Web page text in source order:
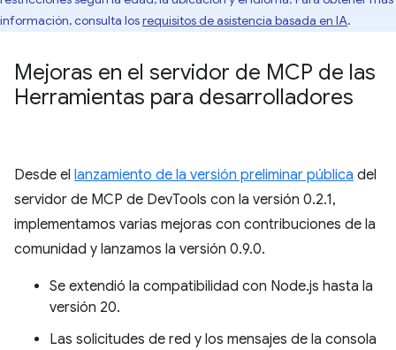
información, consulta losrequisitos de asistencia basada en IA.
Mejoras en el servidor de MCP de las
Herramientas para desarrolladores
Desde el lanzamiento de la versión preliminar pública del
servidor de MCP de DevTools con la versión 0.2.1,
implementamos varias mejoras con contribuciones de la
comunidad y lanzamos la versión 0.9.0.
Se extendió la compatibilidad con Node.js hasta la
versión 20.
Las solicitudes de red y los mensajes de la consola